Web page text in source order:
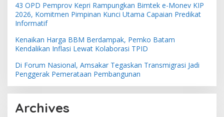
43 OPD Pemprov Kepri Rampungkan Bimtek e-Monev KIP
2026, Komitmen Pimpinan Kunci Utama Capaian Predikat
Informatif
Kenaikan Harga BBM Berdampak, Pemko Batam
Kendalikan Inflasi Lewat Kolaborasi TPID
Di Forum Nasional, Amsakar Tegaskan Transmigrasi Jadi
Penggerak Pemerataan Pembangunan
Archives